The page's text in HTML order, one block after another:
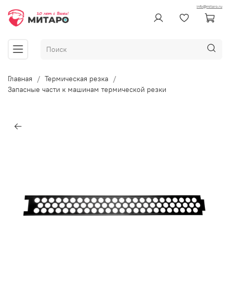
info@mitaro.ru
Главная
Термическая резка
Запасные части к машинам термической резки